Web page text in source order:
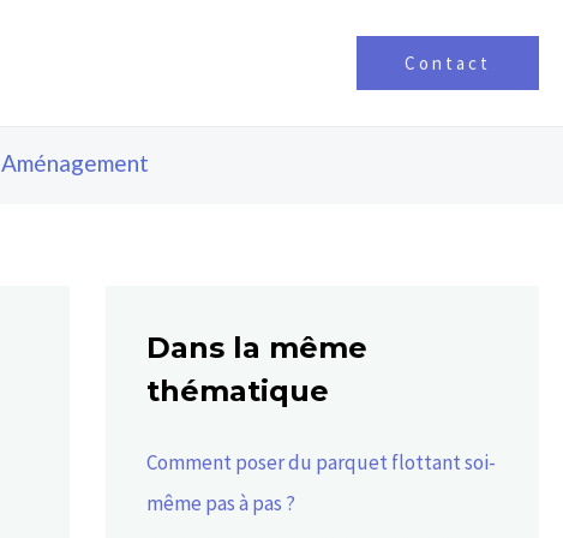
Contact
Aménagement
Dans la même
thématique
Comment poser du parquet flottant soi-
même pas à pas ?